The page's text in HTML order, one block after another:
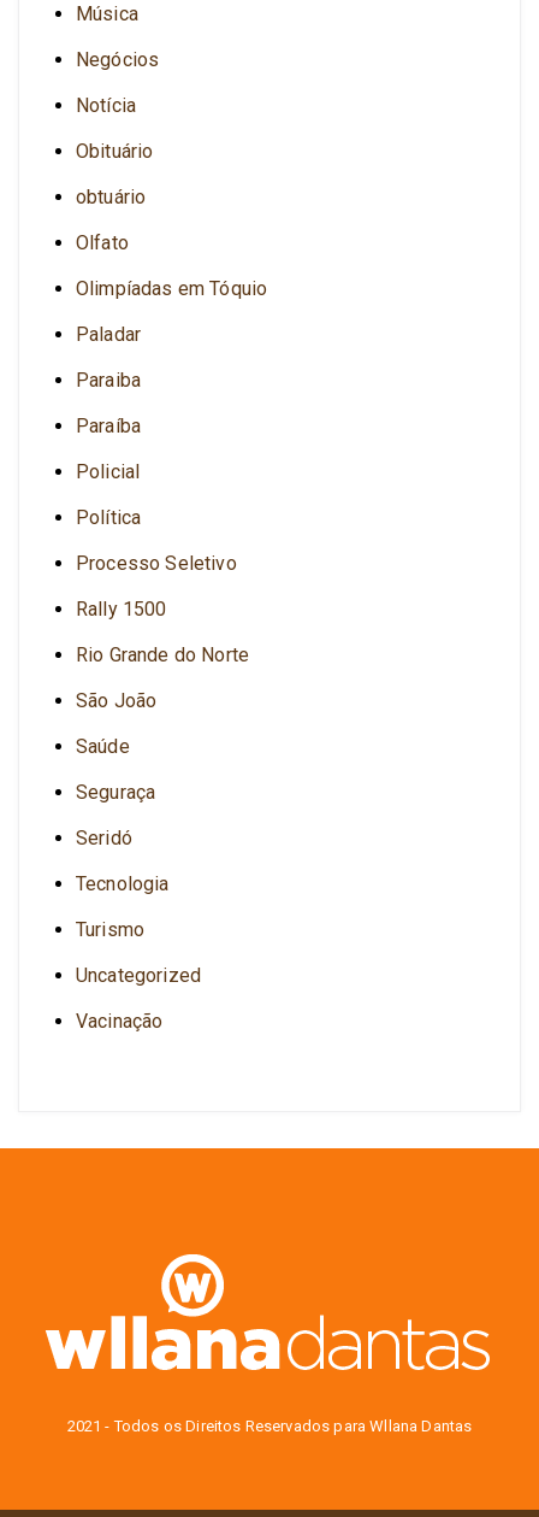
Música
Negócios
Notícia
Obituário
obtuário
Olfato
Olimpíadas em Tóquio
Paladar
Paraiba
Paraíba
Policial
Política
Processo Seletivo
Rally 1500
Rio Grande do Norte
São João
Saúde
Seguraça
Seridó
Tecnologia
Turismo
Uncategorized
Vacinação
2021 - Todos os Direitos Reservados para Wllana Dantas